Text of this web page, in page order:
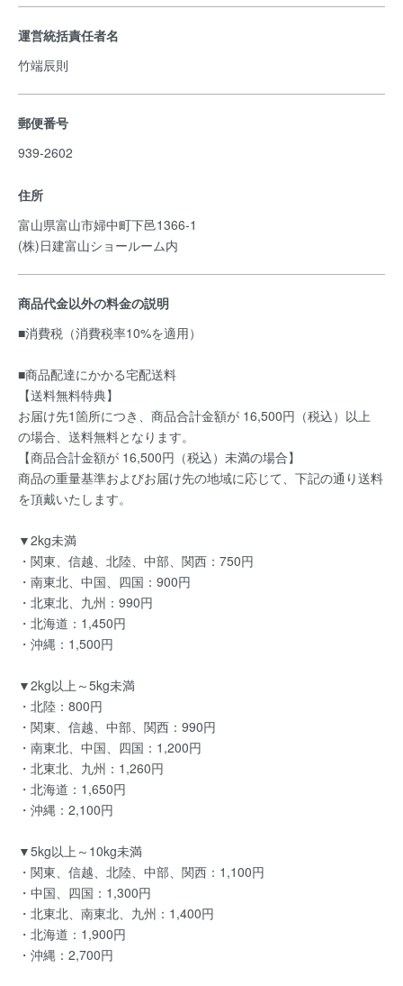
運営統括責任者名
竹端辰則
郵便番号
939-2602
住所
富山県富山市婦中町下邑1366-1
(株)日建富山ショールーム内
商品代金以外の料金の説明
■消費税（消費税率10%を適用）
■商品配達にかかる宅配送料
【送料無料特典】
お届け先1箇所につき、商品合計金額が 16,500円（税込）以上
の場合、送料無料となります。
【商品合計金額が 16,500円（税込）未満の場合】
商品の重量基準およびお届け先の地域に応じて、下記の通り送料
を頂戴いたします。
▼2kg未満
・関東、信越、北陸、中部、関西：750円
・南東北、中国、四国：900円
・北東北、九州：990円
・北海道：1,450円
・沖縄：1,500円
▼2kg以上～5kg未満
・北陸：800円
・関東、信越、中部、関西：990円
・南東北、中国、四国：1,200円
・北東北、九州：1,260円
・北海道：1,650円
・沖縄：2,100円
▼5kg以上～10kg未満
・関東、信越、北陸、中部、関西：1,100円
・中国、四国：1,300円
・北東北、南東北、九州：1,400円
・北海道：1,900円
・沖縄：2,700円